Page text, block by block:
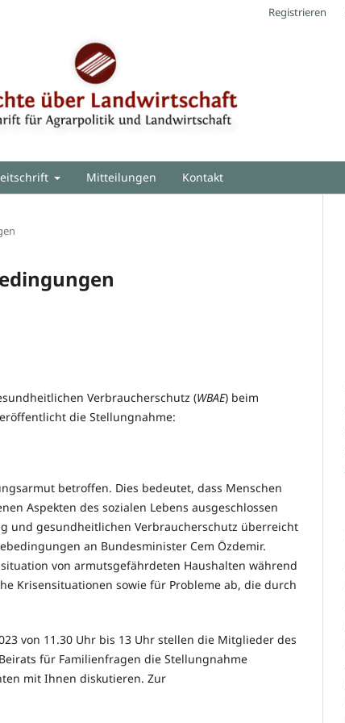
Mitteilungen Kontakt
Registrieren
Verbraucherschutz (WBAE) beim
die Stellungnahme:
betroffen. Dies bedeutet, dass Menschen
Aspekten des sozialen Lebens ausgeschlossen
und gesundheitlichen Verbraucherschutz überreicht
an Bundesminister Cem Özdemir.
von armutsgefährdeten Haushalten während
Krisensituationen sowie für Probleme ab, die durch
von 11.30 Uhr bis 13 Uhr stellen die Mitglieder des
für Familienfragen die Stellungnahme
mit Ihnen diskutieren. Zur